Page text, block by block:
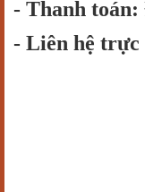
- Thanh toán:
- Liên hệ trực